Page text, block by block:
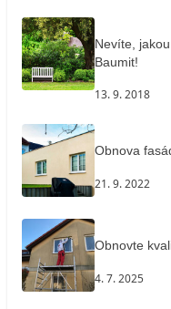
Nevíte,
Baumit!
13. 9. 2018
Obnova
21. 9. 2022
Obnovte
4. 7. 2025